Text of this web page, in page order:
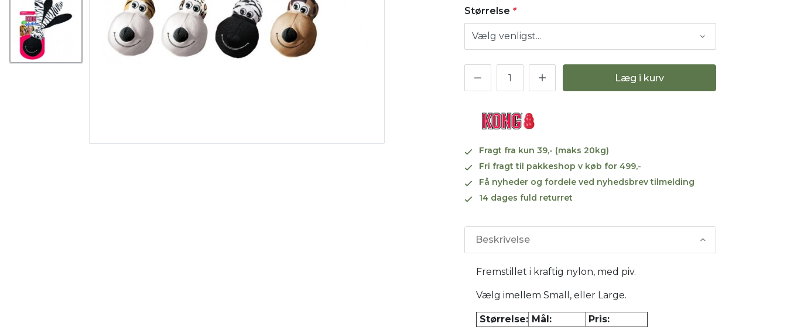
Størrelse *
Læg i kurv
Fragt fra kun 39,- (maks 20kg)
Fri fragt til pakkeshop v køb for 499,-
Få nyheder og fordele ved nyhedsbrev tilmelding
14 dages fuld returret
Beskrivelse
Fremstillet i kraftig nylon, med piv.
Vælg imellem Small, eller Large.
Størrelse: Mål:
Pris: